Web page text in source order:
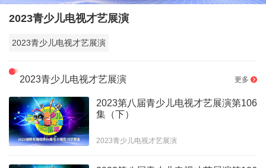
2023青少儿电视才艺展演
2023青少儿电视才艺展演
2023青少儿电视才艺展演 更多
2023第八届青少儿电视才艺展演第106
集（下）
2023青少儿电视才艺展演